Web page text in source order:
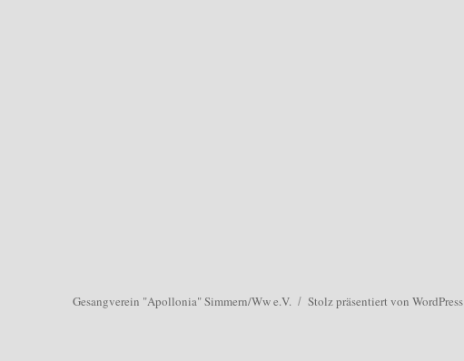
Gesangverein "Apollonia" Simmern/Ww e.V. Stolz präsentiert von WordPress